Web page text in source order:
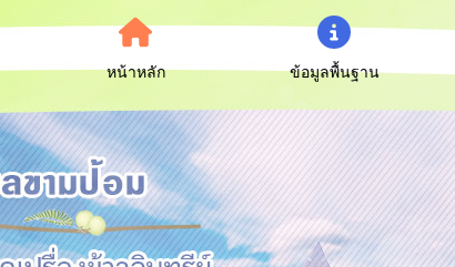
หน้าหลัก ข้อมูลพื้นฐาน